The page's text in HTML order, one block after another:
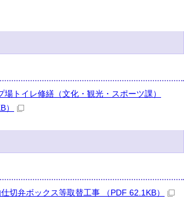
場トイレ修繕（文化・観光・スポーツ課）
）
切弁ボックス等取替工事 （PDF 62.1KB）